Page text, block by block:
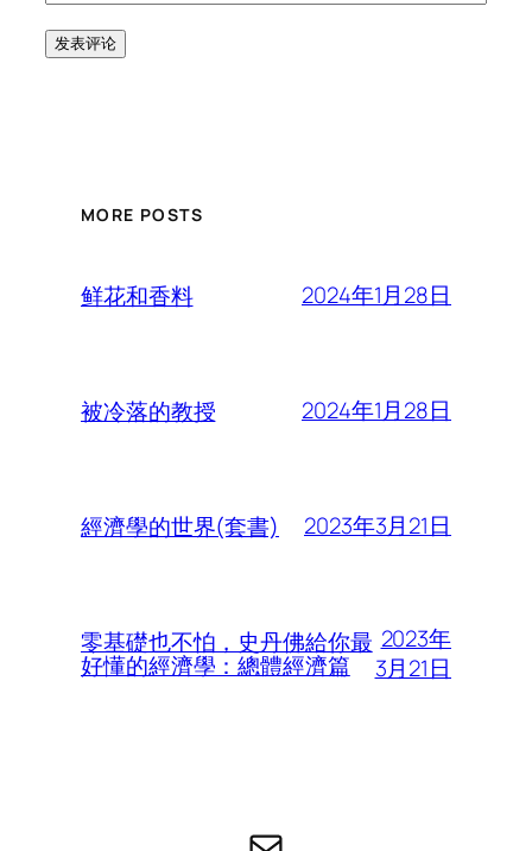
MORE POSTS
鲜花和香料 2024年1月28日
被冷落的教授 2024年1月28日
經濟學的世界(套書) 2023年3月21日
零基礎也不怕，史丹佛給你最
好懂的經濟學：總體經濟篇
2023年
3月21日